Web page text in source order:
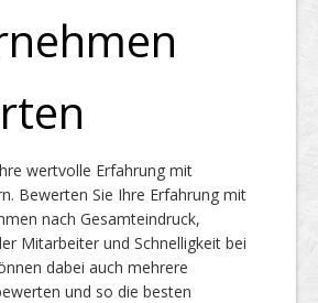
wertvolle Erfahrung mit
Bewerten Sie Ihre Erfahrung mit
nach Gesamteindruck,
Mitarbeiter und Schnelligkeit bei
dabei auch mehrere
und so die besten